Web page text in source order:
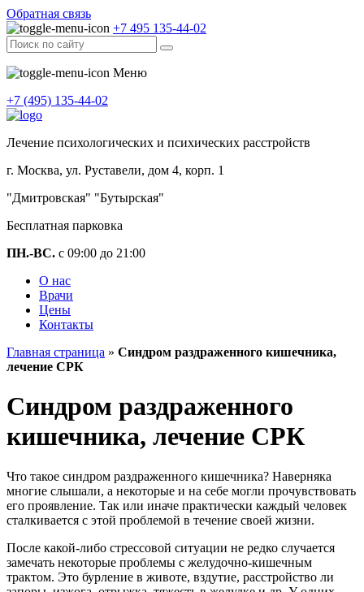
Обратная связь
+7 495 135-44-02
Меню
+7 (495) 135-44-02
Лечение психологических и психических расстройств
г. Москва, ул. Руставели, дом 4, корп. 1
"Дмитровская" "Бутырская"
Бесплатная парковка
ПН.-ВС. с 09:00 до 21:00
О нас
Врачи
Цены
Контакты
Главная страница » Синдром раздраженного кишечника,
лечение СРК
Синдром раздраженного
кишечника, лечение СРК
Что такое синдром раздраженного кишечника? Наверняка
многие слышали, а некоторые и на себе могли прочувствовать
его проявление. Так или иначе практически каждый человек
сталкивается с этой проблемой в течение своей жизни.
После какой-либо стрессовой ситуации не редко случается
замечать некоторые проблемы с желудочно-кишечным
трактом. Это бурление в животе, вздутие, расстройство ли